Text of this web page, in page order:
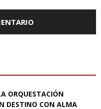
ORQUESTACIÓN
DESTINO CON ALMA